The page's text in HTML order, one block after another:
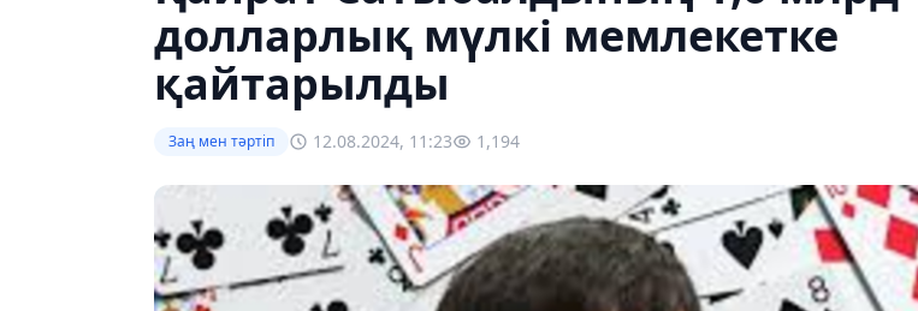
долларлық мүлкі мемлекетке
қайтарылды
Заң мен тəртіп 12.08.2024, 11:23 1,194